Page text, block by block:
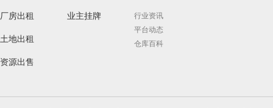
厂房出租
土地出租
资源出售
业主挂牌
行业资讯
平台动态
仓库百科